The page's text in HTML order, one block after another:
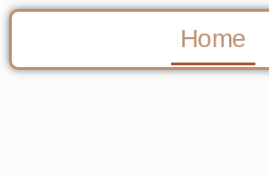
Home